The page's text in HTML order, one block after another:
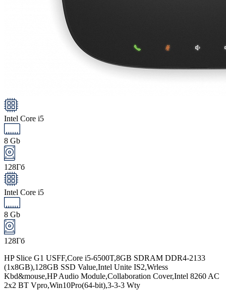
Intel Core i5
8 Gb
128Гб
Intel Core i5
8 Gb
128Гб
HP Slice G1 USFF,Core i5-6500T,8GB SDRAM DDR4-2133
(1x8GB),128GB SSD Value,Intel Unite IS2,Wrless
Kbd&mouse,HP Audio Module,Collaboration Cover,Intel 8260 AC
2x2 BT Vpro,Win10Pro(64-bit),3-3-3 Wty